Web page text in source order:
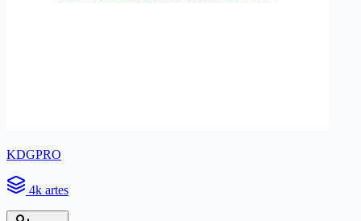
KDGPRO
4k artes